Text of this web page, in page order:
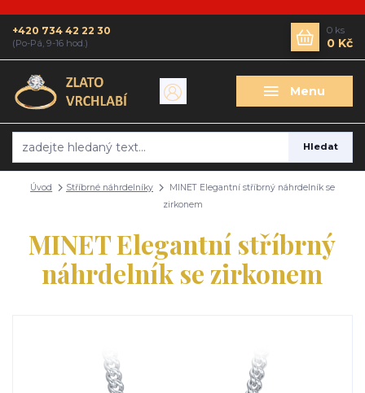
Menu
Hledat
+420 734 42 22 30
(Po-Pá, 9-16 hod.)
0 ks
0 Kč
Úvod Stříbrné náhrdelníky
MINET Elegantní stříbrný náhrdelník se
zirkonem
MINET Elegantní stříbrný
náhrdelník se zirkonem